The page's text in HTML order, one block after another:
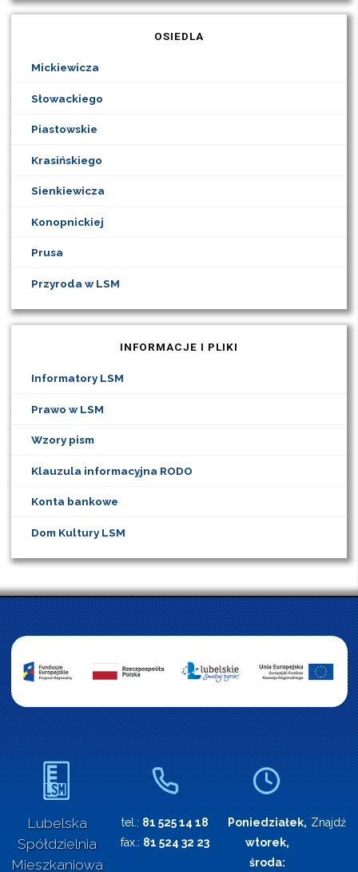
OSIEDLA
Mickiewicza
Słowackiego
Piastowskie
Krasińskiego
Sienkiewicza
Konopnickiej
Prusa
Przyroda w LSM
INFORMACJE I PLIKI
Informatory LSM
Prawo w LSM
Wzory pism
Klauzula informacyjna RODO
Konta bankowe
Dom Kultury LSM
Lubelska
Spółdzielnia
Mieszkaniowa
tel.: 81 525 14 18
fax.: 81 524 32 23
Poniedziałek,
wtorek,
środa:
Znajdź